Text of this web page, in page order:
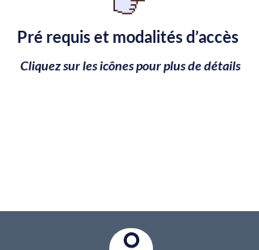
Pré requis et modalités d’accès
Cliquez sur les icônes pour plus de détails